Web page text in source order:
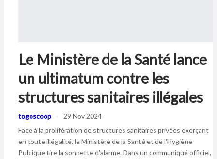
Le Ministère de la Santé lance
un ultimatum contre les
structures sanitaires illégales
togoscoop
29 Nov 2024
Face à la prolifération de structures sanitaires privées exerçant
en toute illégalité, le Ministère de la Santé et de l'Hygiène
Publique tire la sonnette d'alarme. Dans un communiqué officiel,